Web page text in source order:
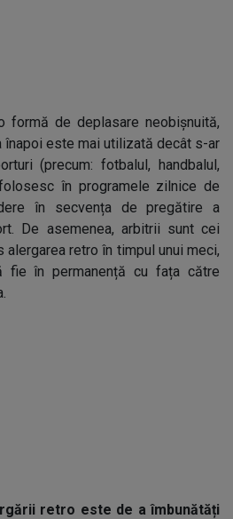
formă de deplasare neobișnuită,
înapoi este mai utilizată decât s-ar
(precum: fotbalul, handbalul,
în programele zilnice de
în secvența de pregătire a
De asemenea, arbitrii sunt cei
retro în timpul unui meci,
fie în permanență cu fața către
retro este de a îmbunătăți